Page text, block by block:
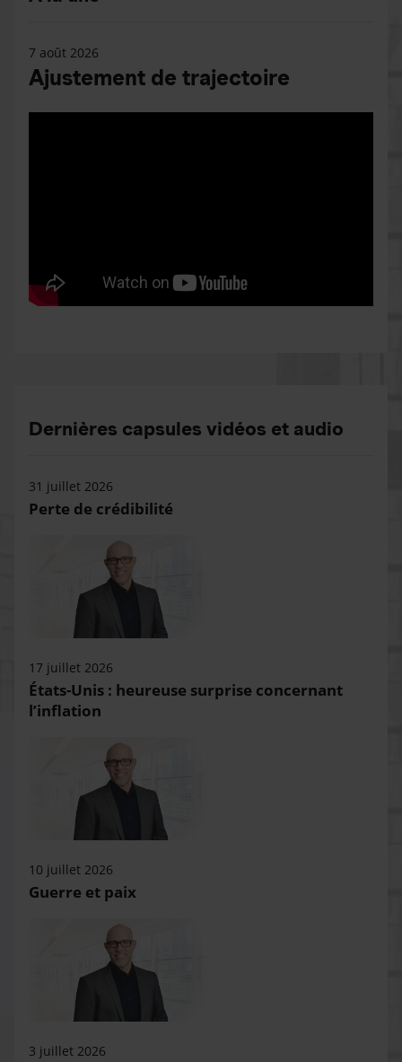
7 août 2026
Ajustement de trajectoire
Dernières capsules vidéos et audio
31 juillet 2026
Perte de crédibilité
17 juillet 2026
États-Unis : heureuse surprise concernant
l’inflation
10 juillet 2026
Guerre et paix
3 juillet 2026